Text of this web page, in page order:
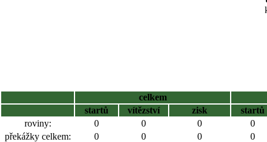
celkem
startů
vítězství zisk
startů
roviny:
0 0 0
0
překážky celkem:
0 0 0
0